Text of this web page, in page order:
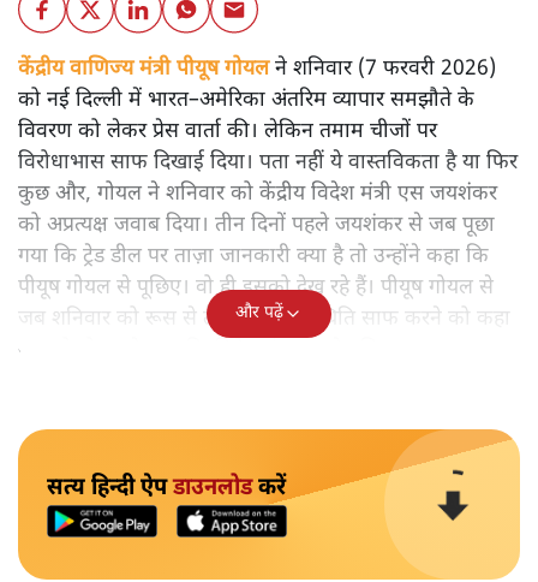
केंद्रीय वाणिज्य मंत्री पीयूष गोयलने शनिवार (7 फरवरी 2026)
को नई दिल्ली में भारत–अमेरिका अंतरिम व्यापार समझौते के
विवरण को लेकर प्रेस वार्ता की। लेकिन तमाम चीजों पर
विरोधाभास साफ दिखाई दिया। पता नहीं ये वास्तविकता है या फिर
कुछ और, गोयल ने शनिवार को केंद्रीय विदेश मंत्री एस जयशंकर
को अप्रत्यक्ष जवाब दिया। तीन दिनों पहले जयशंकर से जब पूछा
गया कि ट्रेड डील पर ताज़ा जानकारी क्या है तो उन्होंने कहा कि
पीयूष गोयल से पूछिए। वो ही इसको देख रहे हैं। पीयूष गोयल से
जब शनिवार को रूस से तेल खरीद पर स्थिति साफ करने को कहा
गया तो गोयल ने कहा कि विदेश मंत्रालय से पूछिए।
और पढ़ें
सत्य हिन्दी ऐपडाउनलोडकरें